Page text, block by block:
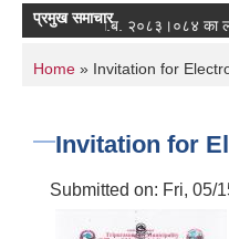
प्रमुख समाचार
आ.ब. २०८३।०८४ का लागी
You are here
Home » Invitation for
Invitation for
Submitted on: Fri, 05/